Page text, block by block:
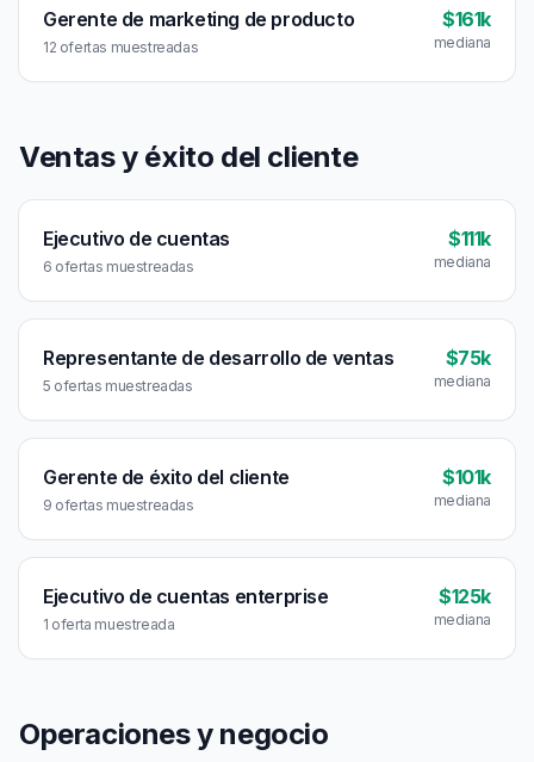
Gerente de marketing de producto
12 ofertas muestreadas
$161k
mediana
Ventas y éxito del cliente
Ejecutivo de cuentas
6 ofertas muestreadas
$111k
mediana
Representante de desarrollo de ventas
5 ofertas muestreadas
$75k
mediana
Gerente de éxito del cliente
9 ofertas muestreadas
$101k
mediana
Ejecutivo de cuentas enterprise
1 oferta muestreada
$125k
mediana
Operaciones y negocio